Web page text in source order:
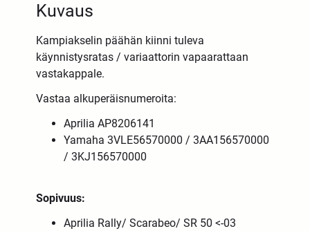
Kuvaus
Kampiakselin päähän kiinni tuleva
käynnistysratas / variaattorin vapaarattaan
vastakappale.
Vastaa alkuperäisnumeroita:
Aprilia AP8206141
Yamaha 3VLE56570000 / 3AA156570000
/ 3KJ156570000
Sopivuus:
Aprilia Rally/ Scarabeo/ SR 50 <-03